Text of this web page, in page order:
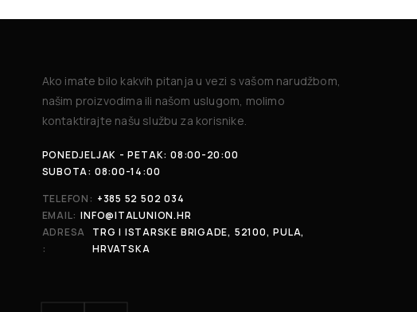
Ako imate bilo kakvih pitanja u vezi s vašom narudžbom,
našim proizvodima ili našom uslugom, molimo
kontaktirajte našu službu za korisnike.
PONEDJELJAK - PETAK: 08:00-20:00
SUBOTA: 08:00-14:00
TELEFON: +385 52 502 034
EMAIL: INFO@ITALUNION.HR
ADRESA
:
TRG I ISTARSKE BRIGADE, 52100, PULA,
HRVATSKA